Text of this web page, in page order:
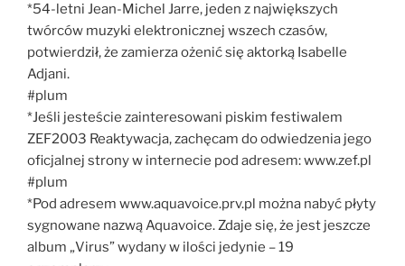
*54-letni Jean-Michel Jarre, jeden z największych
twórców muzyki elektronicznej wszech czasów,
potwierdził, że zamierza ożenić się aktorką Isabelle
Adjani.
#plum
*Jeśli jesteście zainteresowani piskim festiwalem
ZEF2003 Reaktywacja, zachęcam do odwiedzenia jego
oficjalnej strony w internecie pod adresem: www.zef.pl
#plum
*Pod adresem www.aquavoice.prv.pl można nabyć płyty
sygnowane nazwą Aquavoice. Zdaje się, że jest jeszcze
album „Virus” wydany w ilości jedynie – 19